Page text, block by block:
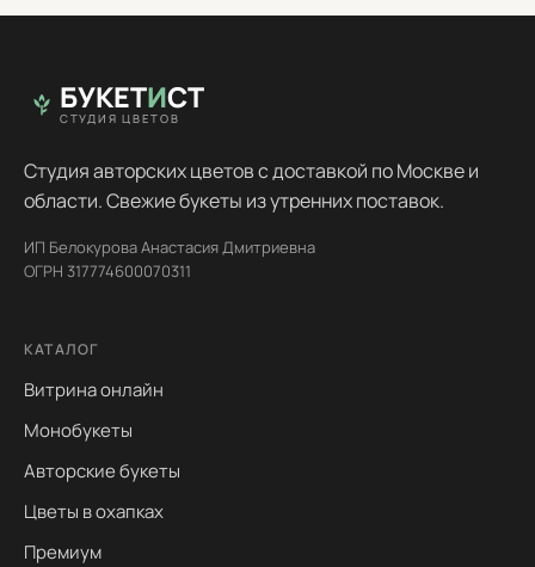
БУКЕТИСТ
СТУДИЯ ЦВЕТОВ
Студия авторских цветов с доставкой по Москве и
области. Свежие букеты из утренних поставок.
ИП Белокурова Анастасия Дмитриевна
ОГРН 317774600070311
КАТАЛОГ
Витрина онлайн
Монобукеты
Авторские букеты
Цветы в охапках
Премиум